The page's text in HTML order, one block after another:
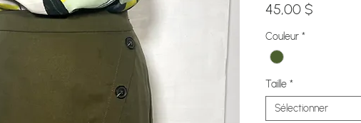
45,00 $
Couleur *
Taille *
Sélectionner